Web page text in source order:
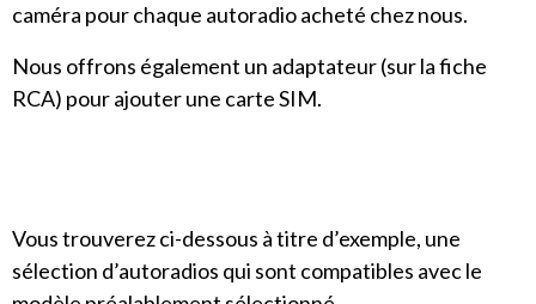
caméra pour chaque autoradio acheté chez nous.
Nous offrons également un adaptateur (sur la fiche
RCA) pour ajouter une carte SIM.
Vous trouverez ci-dessous à titre d’exemple, une
sélection d’autoradios qui sont compatibles avec le